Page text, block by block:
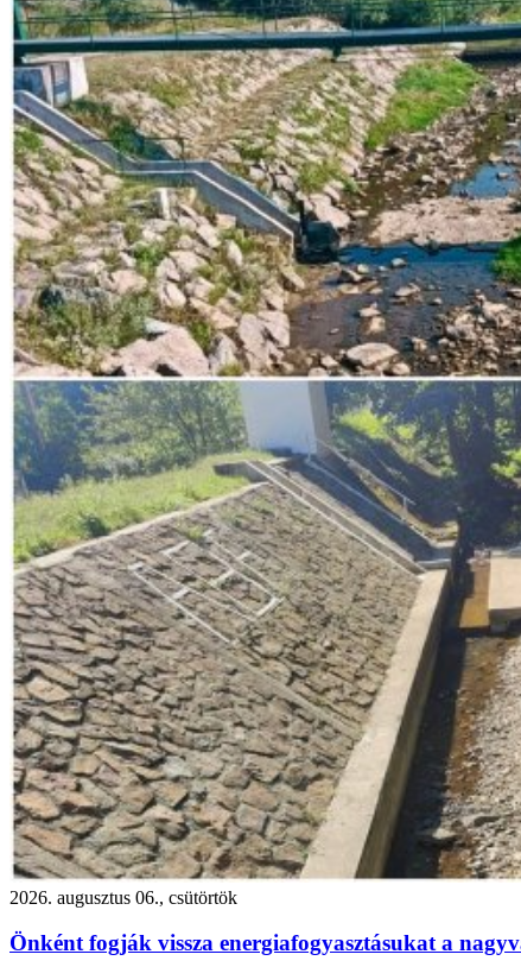
2026. augusztus 06., csütörtök
Önként fogják vissza energiafogyasztásukat a